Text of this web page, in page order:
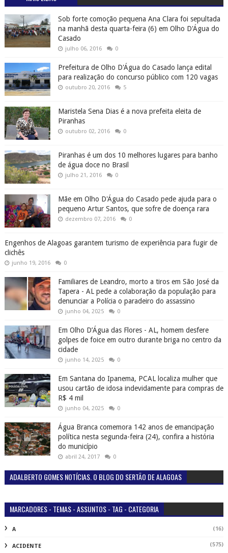
Sob forte comoção pequena Ana Clara foi sepultada
na manhã desta quarta-feira (6) em Olho D'Água do
Casado
julho 06, 2016 0
Prefeitura de Olho D'Água do Casado lança edital
para realização do concurso público com 120 vagas
outubro 20, 2016 5
Maristela Sena Dias é a nova prefeita eleita de
Piranhas
outubro 02, 2016 0
Piranhas é um dos 10 melhores lugares para banho
de água doce no Brasil
julho 21, 2016 0
Mãe em Olho D'Água do Casado pede ajuda para o
pequeno Artur Santos, que sofre de doença rara
dezembro 07, 2016 0
Engenhos de Alagoas garantem turismo de experiência para fugir de
clichês
junho 19, 2016 0
Familiares de Leandro, morto a tiros em São José da
Tapera - AL pede a colaboração da população para
denunciar a Polícia o paradeiro do assassino
junho 04, 2025 0
Em Olho D’Água das Flores - AL, homem desfere
golpes de foice em outro durante briga no centro da
cidade
junho 14, 2025 0
Em Santana do Ipanema, PCAL localiza mulher que
usou cartão de idosa indevidamente para compras de
R$ 4 mil
junho 04, 2025 0
Água Branca comemora 142 anos de emancipação
política nesta segunda-feira (24), confira a história
do município
abril 24, 2017 0
ADALBERTO GOMES NOTÍCIAS. O BLOG DO SERTÃO DE ALAGOAS
MARCADORES - TEMAS - ASSUNTOS - TAG - CATEGORIA
A (16)
ACIDENTE (575)